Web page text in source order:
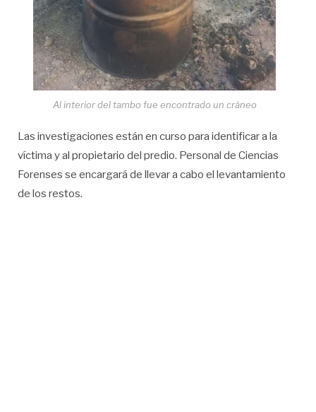
Al interior del tambo fue encontrado un cráneo
Las investigaciones están en curso para identificar a la
víctima y al propietario del predio. Personal de Ciencias
Forenses se encargará de llevar a cabo el levantamiento
de los restos.